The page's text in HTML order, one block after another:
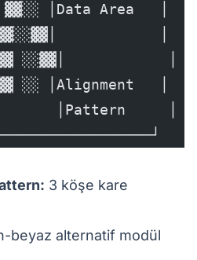
▓▓░░ │Data Area   │
▓▓░░▓▓│            │
▓▓ ░░▓▓│            │
░░ │Alignment   │
│Pattern     │
3 köşe kare
beyaz alternatif modül